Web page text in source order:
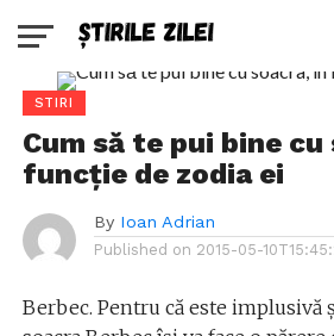
STIRI
Cum să te pui bine cu
funcţie de zodia ei
By Ioan Adrian
Published on 2015-05-
Berbec. Pentru că este implusivă